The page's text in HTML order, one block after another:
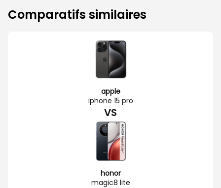
Comparatifs similaires
apple
iphone 15 pro
VS
honor
magic8 lite